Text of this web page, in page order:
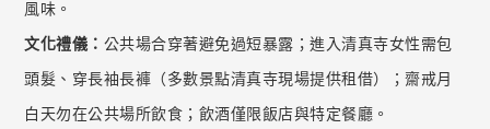
風味。
文化禮儀： 公共場合穿著避免過短暴露；進入清真寺女性需包
頭髮、穿長袖長褲（多數景點清真寺現場提供租借）；齋戒月
白天勿在公共場所飲食；飲酒僅限飯店與特定餐廳。